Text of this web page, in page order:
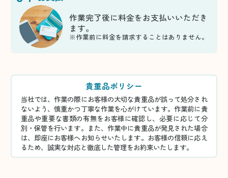
作業完了後に料金をお支払いいただき
ます。
※作業前に料金を請求することはありません。
貴重品ポリシー
当社では、作業の際にお客様の大切な貴重品が誤って処分され
ないよう、慎重かつ丁寧な作業を心がけています。作業前に貴
重品や重要な書類の有無をお客様に確認し、必要に応じて分
別・保管を行います。また、作業中に貴重品が発見された場合
は、即座にお客様へお知らせいたします。お客様の信頼に応え
るため、誠実な対応と徹底した管理をお約束いたします。